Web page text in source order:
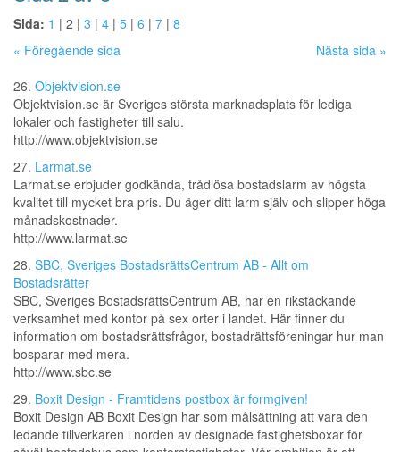
Sida: 1 | 2 | 3 | 4 | 5 | 6 | 7 | 8
« Föregående sida
Nästa sida »
26. Objektvision.se
Objektvision.se är Sveriges största marknadsplats för lediga
lokaler och fastigheter till salu.
http://www.objektvision.se
27. Larmat.se
Larmat.se erbjuder godkända, trådlösa bostadslarm av högsta
kvalitet till mycket bra pris. Du äger ditt larm själv och slipper höga
månadskostnader.
http://www.larmat.se
28. SBC, Sveriges BostadsrättsCentrum AB - Allt om
Bostadsrätter
SBC, Sveriges BostadsrättsCentrum AB, har en rikstäckande
verksamhet med kontor på sex orter i landet. Här finner du
information om bostadsrättsfrågor, bostadrättsföreningar hur man
bosparar med mera.
http://www.sbc.se
29. Boxit Design - Framtidens postbox är formgiven!
Boxit Design AB Boxit Design har som målsättning att vara den
ledande tillverkaren i norden av designade fastighetsboxar för